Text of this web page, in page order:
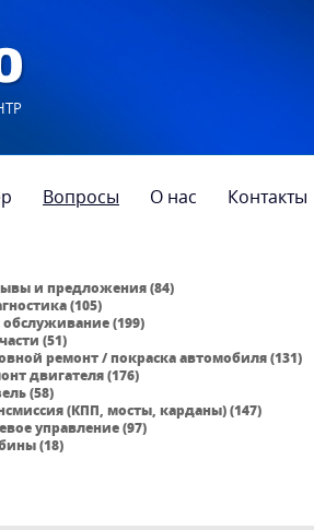
Вопросы О нас Контакты
и предложения (84)
(105)
обслуживание (199)
(51)
ремонт / покраска автомобиля (131)
двигателя (176)
(58)
(КПП, мосты, карданы) (147)
управление (97)
(18)